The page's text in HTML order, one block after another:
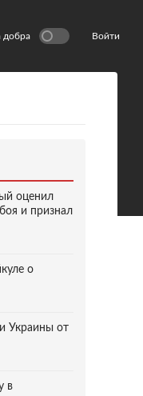
добра Войти
оценил
и признал
о
Украины от
в